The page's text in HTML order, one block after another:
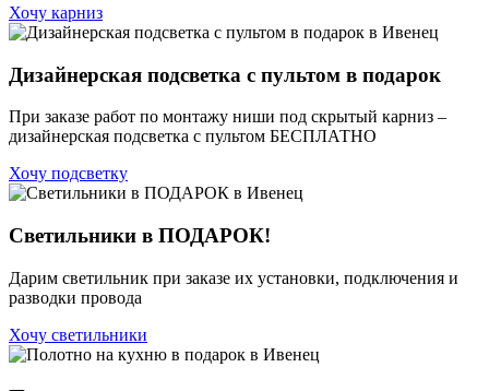
Хочу карниз
Дизайнерская подсветка с пультом в подарок
При заказе работ по монтажу ниши под скрытый карниз –
дизайнерская подсветка с пультом БЕСПЛАТНО
Хочу подсветку
Светильники в ПОДАРОК!
Дарим светильник при заказе их установки, подключения и
разводки провода
Хочу светильники